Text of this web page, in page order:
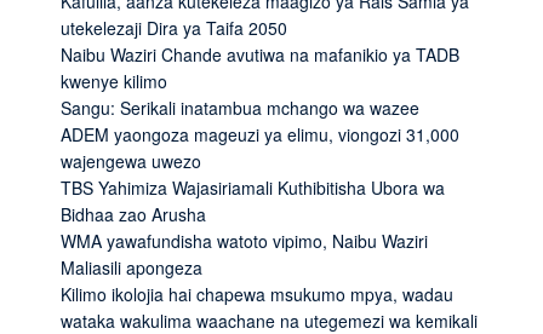
utekelezaji Dira ya Taifa 2050
Naibu Waziri Chande avutiwa na mafanikio ya TADB
kwenye kilimo
Sangu: Serikali inatambua mchango wa wazee
ADEM yaongoza mageuzi ya elimu, viongozi 31,000
wajengewa uwezo
TBS Yahimiza Wajasiriamali Kuthibitisha Ubora wa
Bidhaa zao Arusha
WMA yawafundisha watoto vipimo, Naibu Waziri
Maliasili apongeza
Kilimo ikolojia hai chapewa msukumo mpya, wadau
wataka wakulima waachane na utegemezi wa kemikali